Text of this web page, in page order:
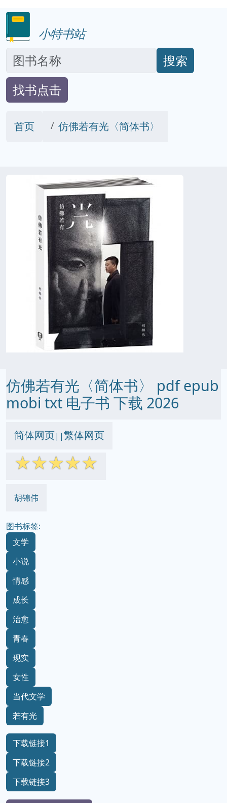
小特书站
搜索
找书点击
首页 仿佛若有光〈简体书〉
仿佛若有光〈简体书〉 pdf epub
mobi txt 电子书 下载 2026
简体网页||繁体网页
☆☆☆☆☆
胡锦伟
图书标签:
文学
小说
情感
成长
治愈
青春
现实
女性
当代文学
若有光
下载链接1
下载链接2
下载链接3